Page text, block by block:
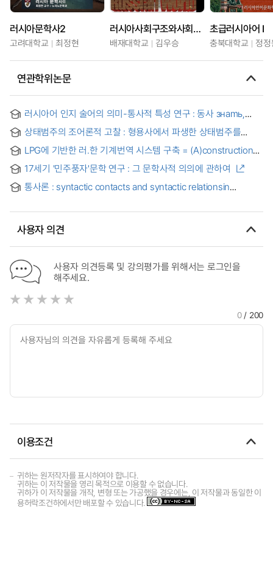
러시아문학사2
고려대학교 최정현
러시아사회구조와사회발전
배재대학교 김우승
초급러시아어 I
충북대학교 정
연관학위논문
러시아어 인지 술어의 의미-통사적 특성 연구 : 동사 знаmь,
счцmаmь, эумаmь를 중심으로 = Семантические и
синтаксические особенности эпистемических
предикатов в русском языке
상태범주의 조어론적 고찰 : 형용사에서 파생한 상태범주를
중심으로
LPG에 기반한 러.한 기계번역 시스템 구축 = (A)construction
of Russian-Korean machine translation system based on
LPG
17세기 '민주풍자'문학 연구 : 그 문학사적 의의에 관하여
통사론 : syntactic contacts and syntactic relationsin
사용자 의견
사용자 의견등록 및 강의평가를 위해서는 로그인을
해주세요.
0/ 200
이용조건
귀하는 원저작자를 표시하여야 합니다.
귀하는 이 저작물을 영리 목적으로 이용할 수 없습니다.
귀하가 이 저작물을 개작, 변형 또는 가공했을 경우에는, 이 저작물과 동일한 이
용허락조건하에서만 배포할 수 있습니다.